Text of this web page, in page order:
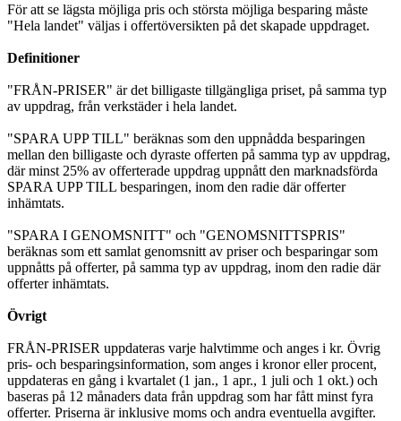
För att se lägsta möjliga pris och största möjliga besparing måste
"Hela landet" väljas i offertöversikten på det skapade uppdraget.
Definitioner
"FRÅN-PRISER" är det billigaste tillgängliga priset, på samma typ
av uppdrag, från verkstäder i hela landet.
"SPARA UPP TILL" beräknas som den uppnådda besparingen
mellan den billigaste och dyraste offerten på samma typ av uppdrag,
där minst 25% av offerterade uppdrag uppnått den marknadsförda
SPARA UPP TILL besparingen, inom den radie där offerter
inhämtats.
"SPARA I GENOMSNITT" och "GENOMSNITTSPRIS"
beräknas som ett samlat genomsnitt av priser och besparingar som
uppnåtts på offerter, på samma typ av uppdrag, inom den radie där
offerter inhämtats.
Övrigt
FRÅN-PRISER uppdateras varje halvtimme och anges i kr. Övrig
pris- och besparingsinformation, som anges i kronor eller procent,
uppdateras en gång i kvartalet (1 jan., 1 apr., 1 juli och 1 okt.) och
baseras på 12 månaders data från uppdrag som har fått minst fyra
offerter. Priserna är inklusive moms och andra eventuella avgifter.